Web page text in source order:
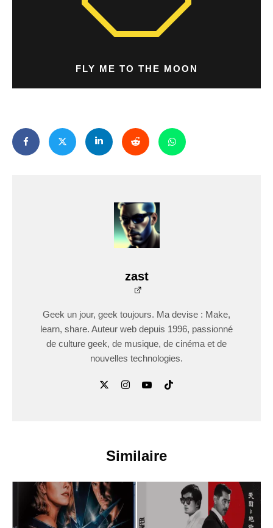
FLY ME TO THE MOON
zast
Geek un jour, geek toujours. Ma devise : Make,
learn, share. Auteur web depuis 1996, passionné
de culture geek, de musique, de cinéma et de
nouvelles technologies.
Similaire